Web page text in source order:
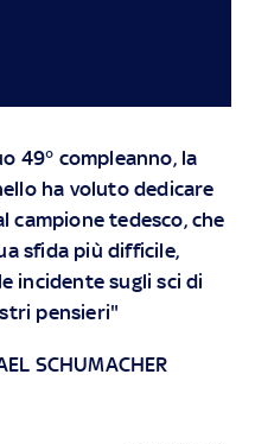
49° compleanno, la
ha voluto dedicare
campione tedesco, che
sfida più difficile,
incidente sugli sci di
pensieri"
SCHUMACHER